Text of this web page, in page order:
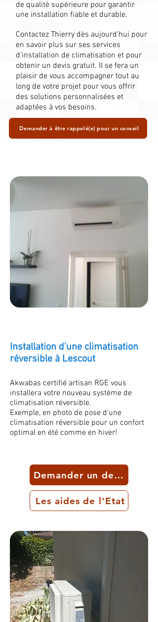
de qualité supérieure pour garantir
une installation fiable et durable.
Contactez Thierry dès aujourd'hui pour
en savoir plus sur ses services
d'installation de climatisation et pour
obtenir un devis gratuit. Il se fera un
plaisir de vous accompagner tout au
long de votre projet pour vous offrir
des solutions personnalisées et
adaptées à vos besoins.
Demander à être rappelé(e) pour un conseil
Installation d'une climatisation
réversible à Lescout
Akwabas certifié artisan RGE vous
installera votre nouveau système de
climatisation réversible.
Exemple, en photo de pose d'une
climatisation réversible pour un confort
optimal en été comme en hiver!
Demander un devis
Les aides de l'Etat